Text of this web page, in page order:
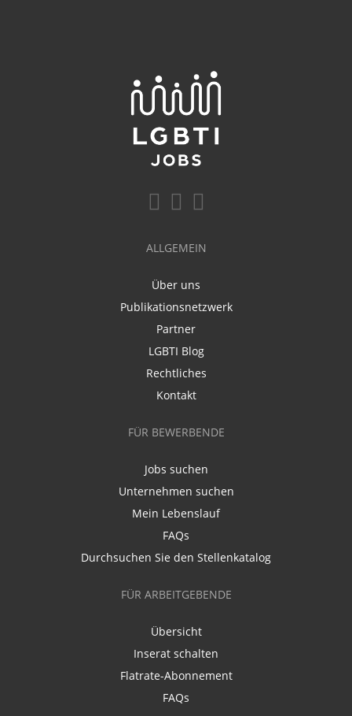
ALLGEMEIN
Über uns
Publikationsnetzwerk
Partner
LGBTI Blog
Rechtliches
Kontakt
FÜR BEWERBENDE
Jobs suchen
Unternehmen suchen
Mein Lebenslauf
FAQs
Durchsuchen Sie den Stellenkatalog
FÜR ARBEITGEBENDE
Übersicht
Inserat schalten
Flatrate-Abonnement
FAQs